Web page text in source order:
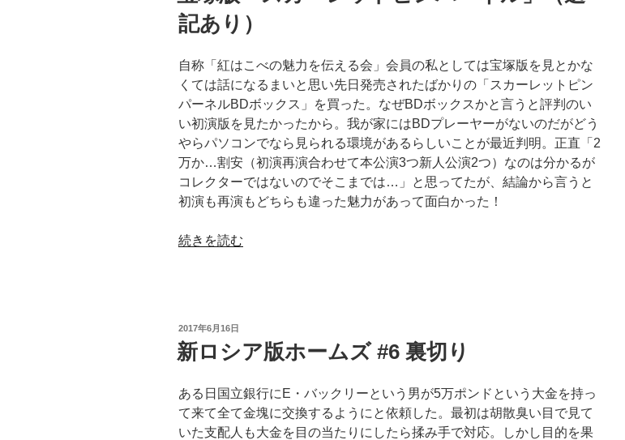
く
愛
さ
れ
る
つ
の
由”
記あり）
自称「紅はこべの魅力を伝える会」会員の私としては宝塚版を見とかな
くては話になるまいと思い先日発売されたばかりの「スカーレットピン
パーネルBDボックス」を買った。なぜBDボックスかと言うと評判のい
い初演版を見たかったから。我が家にはBDプレーヤーがないのだがどう
やらパソコンでなら見られる環境があるらしいことが最近判明。正直「2
万か…割安（初演再演合わせて本公演3つ新人公演2つ）なのは分かるが
コレクターではないのでそこまでは…」と思ってたが、結論から言うと
初演も再演もどちらも違った魅力があって面白かった！
“宝
レ
ト
ピ
ン
続きを読む
投
稿
日:
2017年6月16日
新ロシア版ホームズ #6 裏切り
ある日国立銀行にE・バックリーという男が5万ポンドという大金を持っ
て来て全て金塊に交換するようにと依頼した。最初は胡散臭い目で見て
いた支配人も大金を目の当たりにしたら揉み手で対応。しかし目的を果